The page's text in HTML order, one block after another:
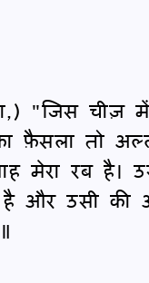
"जिस चीज़
फ़ैसला तो
मेरा रब है।
है और उसी